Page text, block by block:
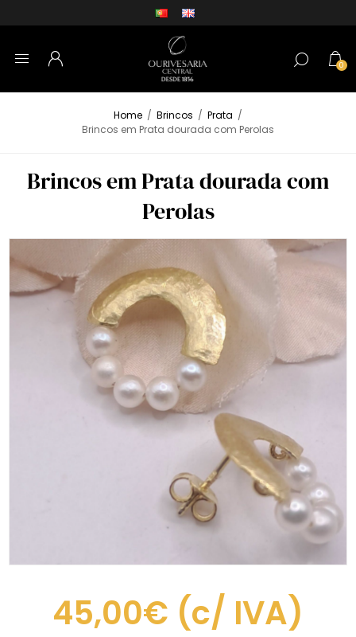
0
Home / Brincos / Prata /
Brincos em Prata dourada com Perolas
Brincos em Prata dourada com
Perolas
45,00€ (c/ IVA)